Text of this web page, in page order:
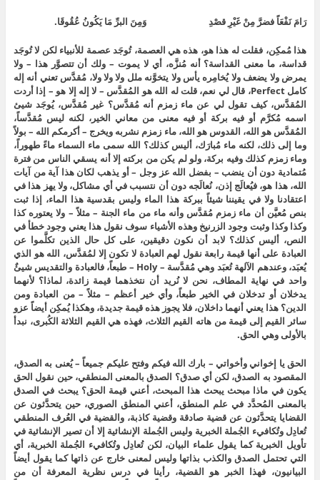
رَامَ نَفْعَاً فضرَّ مِنْ غَيْرِ قصْدِ وَمِنَ البرِّ مَا يَكُونُ عُقُوقَا.
هذا مُمكِن، فقلت له هذا هو، هذه هي العصمة، تُوجَد عصمة للأنبياء لكن لا تُوجَد
قداسة، ما معنى القداسة؟ أنه مُنزَّه، أي لا يموت – ولك أن تتصوَّر هذا – ولا
يمرض ولا يضعف ولا يُخامِره يأس ولا يتخوَّنه ملل ولا ولا ولا، مُقدَّس تعني أنه إله
كامل Perfect، قال لي نعم، قلت له الله هو المُقدَّس – لا إله إلا هو – إذا أردت
المُقدَّس، كيف تقول لي عن ماء زمزم أنه مُقدَّس؟ غير مُقدَّس، يُوجَد شيئ
اسمه مُكرَّم أو فيه بركة أو فيه معنى من معاني الخير، لكنه ليس مُقدَّساً،
المُقدَّس هو الله، القدوس هو الله، ماء زمزم نشربه ويخرج – أكرمكم الله – بولاً
وما إلى ذلك، لكنه ماء مُبارَك، أليس كذلك؟ الله سمى ماء السماء ماءً طهوراً،
وماء زمزم كذلك وفيه بركة، ولو لم يكن من بركته إلا أنه يسقي الناس من فترة
مُتمادية دون أن ينضب – بفضل الله عز وجل – أو يذهب لكان هذا آية من آيات
الله، هذا هو، فيُعالَج إذن، نُعالَجه دون أن نتسبب في أي مشاكل، ولا يهز هذا في
اعتقادنا ولا في يقيننا شيئاً ببركة هذا الماء وليس بقدسية هذا الماء، إذا ثبت
بنص مُعيَّن أن ماء زمزم مُقدَّس وأنه ماء من ماء الجنة – مثلاً – ولا يعتوره كذا
وكذا وكذا وثبت وجود الزرنيخ وهذه الأشياء سوف نقول هذا يعني وجود خطأ في
النص، أليس كذلك؟ لابد أن نكون دقيقين، على كل حال الذين تكلَّموا عن
العبادة على أنها قيمة رابعة نقول لهم العبادة لا تكون إلا لمُقدَّس، الله هو الذي
يُعبَد، وعندهم الآلهة تُعبَد وهي مُقدَّسة – Holy – طبعاً، فالعبادة والتقديس شيئٌ
واحد في نهاية المطاف، نحن لا نُريد أن نتخذهما قيمة زائدة، لماذا؟ لأنهما
يدخلان أو تدخلان في الخير طبعاً، وأي خير أعظم – مثلاً – من العبادة ومن
الدين؟ هذا يعني أنهما داخلان، فلا يجوز هذه قيمة جديدة، وهكذا يُمكِن أيضاً عزو
سائر القيم إلى قيمة من هاته القيم الثلاث، فهذه هي القيم الثلاثة الكُبرى، نبدأ
بالأولى وهي الحق.
الحق يا إخواني وأخواتي – بارك الله فيكم وفتح عليكم جميعاً – يُعنى به الصدق،
المقصود به الصدق، لكن أي صدق؟ الصدق بالمعنى المنطقي، حين نقول الحق
يكون في ماذا مبحث يبحث هذا المبحث، أعني قيمة الحق؟ يبحث في الصدق
بالمعنى المُحدَّد في علم المنطق، أعني المنطق الصوري، حين يتحدَّثون عن
القضايا يتحدَّثون عن قضية صادقة وقضية كاذبة، والقضية في العُرف المنطقي
تُعادِل وتُكافيء الجُملة الخبرية وليس الجُملة الإنشائية إلا أن تصير الإنشائية في
تأويل الخبرية كما يقول علماء البيان، لكن تُعادِل وتُكافيء الجُملة الخبرية، أي
التي تحتمل الصدق والكذب بذاتها وليس لمعنى خارج عن ذاتها كما يقول أيضاً
البيانيون، فهذا الخبر هو القضية، رأينا في درس نظرية المعرفة أن من